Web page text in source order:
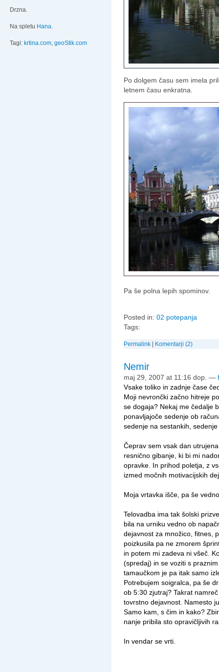
Drzna.
Na spletu Hana.
Tagi: krtina.com, geoStik.com
Po dolgem času sem imela
letnem času enkratna.
Pa še polna lepih spominov.
Posted in: 02 potepanja
Tags:
Permalink | Komentarji (2)
Nemir
maj 29, 2007 at 11:16 dop. —
Vsake toliko in zadnje čase
Moji nevrončki začno hitreje
se dogaja? Nekaj me čedalje
ponavljajoče sedenje ob
sedenje na sestankih,
Čeprav sem vsak dan
resnično gibanje, ki bi mi
opravke. In prihod poletja, z
izmed močnih motivacijskih
Moja vrtavka išče, pa še
Telovadba ima tak šolski
bila na urniku vedno ob
dejavnost za množico, fitnes,
poizkusila pa ne zmorem
in potem mi zadeva ni všeč.
(spredaj) in se voziti s
tamaučkom je pa itak samo
Potrebujem soigralca, pa še
ob 5:30 zjutraj? Takrat
tovrstno dejavnost. Namesto
Samo kam, s čim in kako?
nanje pribila sto opravičljivih
In vendar se vrti.